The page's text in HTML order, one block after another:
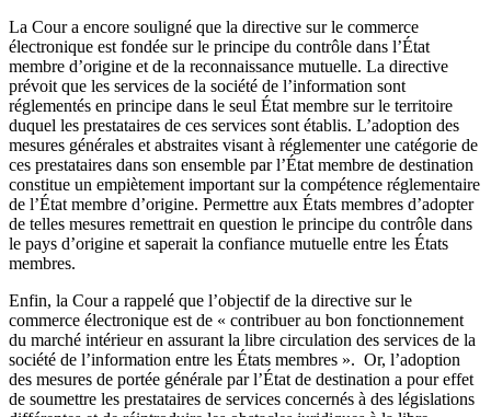
La Cour a encore souligné que la directive sur le commerce
électronique est fondée sur le principe du contrôle dans l’État
membre d’origine et de la reconnaissance mutuelle. La directive
prévoit que les services de la société de l’information sont
réglementés en principe dans le seul État membre sur le territoire
duquel les prestataires de ces services sont établis. L’adoption des
mesures générales et abstraites visant à réglementer une catégorie de
ces prestataires dans son ensemble par l’État membre de destination
constitue un empiètement important sur la compétence réglementaire
de l’État membre d’origine. Permettre aux États membres d’adopter
de telles mesures remettrait en question le principe du contrôle dans
le pays d’origine et saperait la confiance mutuelle entre les États
membres.
Enfin, la Cour a rappelé que l’objectif de la directive sur le
commerce électronique est de « contribuer au bon fonctionnement
du marché intérieur en assurant la libre circulation des services de la
société de l’information entre les États membres ». Or, l’adoption
des mesures de portée générale par l’État de destination a pour effet
de soumettre les prestataires de services concernés à des législations